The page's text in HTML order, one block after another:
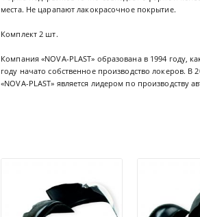
места. Не царапают лакокрасочное покрытие.
Комплект 2 шт.
Компания «NOVA-PLAST» образована в 1994
году начато собственное производство локеров.
«NOVA-PLAST» является лидером по